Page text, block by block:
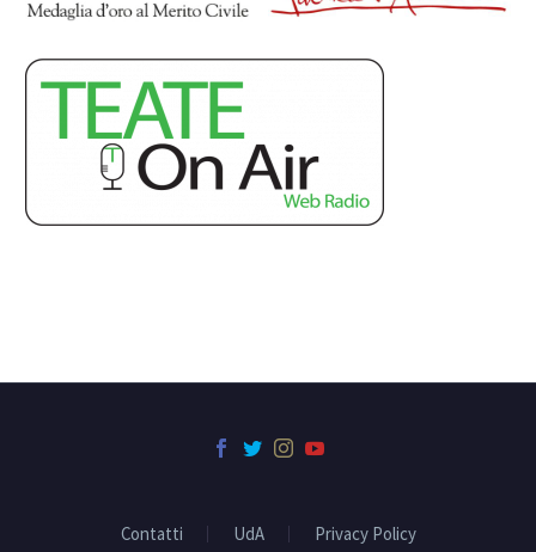
Contatti UdA Privacy Policy